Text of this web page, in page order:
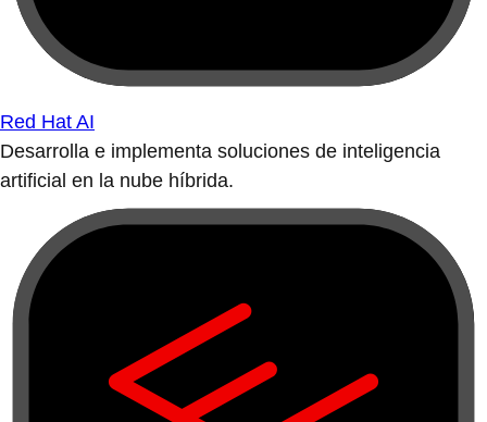
Red Hat AI
Desarrolla e implementa soluciones de inteligencia
artificial en la nube híbrida.